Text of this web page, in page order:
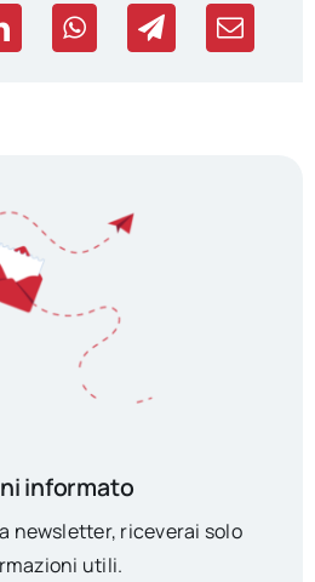
informato
newsletter, riceverai solo
utili.